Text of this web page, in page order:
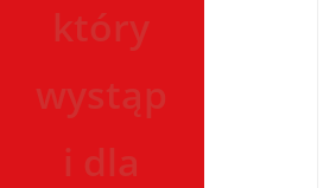
który
wystąp
i dla